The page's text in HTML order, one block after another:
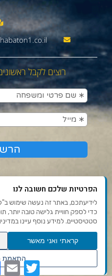
רוצים לקבל
תנאי שימוש
פנו
הצהרת
Ⓒ 2020 - כל הזכויות שמורות לשבתון EmailTwitter לראש
הפרטיות שלכם חשובה לנו
כדי לספק חוויית גלישה טובה יותר,
סטטיסטיים. למידע נוסף עיינו
קראתי ואני מאשר
התאמת
שנו העדפות פרטיות